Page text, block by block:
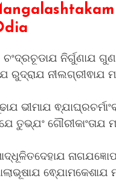
ନିର୍ଗୁଣାଯ
ରୁଦ୍ରାଯ ନୀଲଗ୍ରୀଵାଯ
ଭୀମାଯ
ତୁଭ୍ଯଂ ଗୌରୀକାଂତାଯ
ଵ୍ଯୋମକେଶାଯ